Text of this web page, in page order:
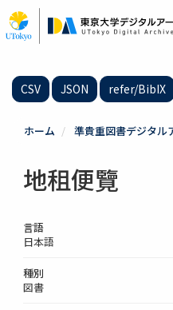
イ
ン
CSV JSON refer/BibIX
ホーム 準貴重図書デジタル
地租便覽
言語
日本語
種別
図書